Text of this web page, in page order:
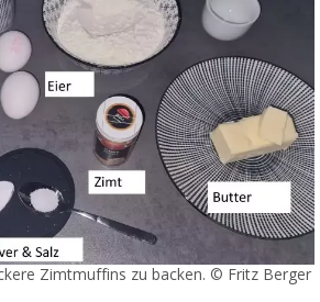
Zimtmuffins zu backen. © Fritz Berger